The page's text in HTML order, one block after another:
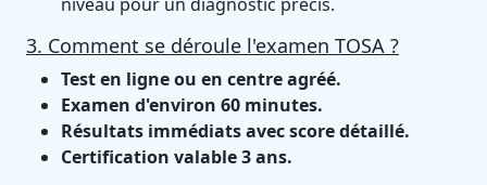
3. Comment se déroule l'examen TOSA ?
Test en ligne ou en centre agréé.
Examen d'environ 60 minutes.
Résultats immédiats avec score détaillé.
Certification valable 3 ans.